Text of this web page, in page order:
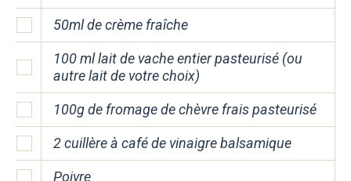
50ml de crème fraîche
100 ml lait de vache entier pasteurisé (ou
autre lait de votre choix)
100g de fromage de chèvre frais pasteurisé
2 cuillère à café de vinaigre balsamique
Poivre